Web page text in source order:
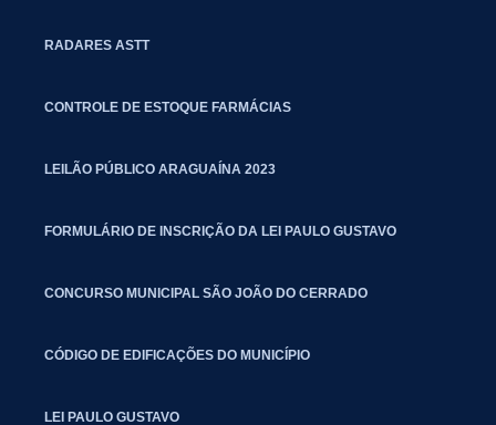
RADARES ASTT
CONTROLE DE ESTOQUE FARMÁCIAS
LEILÃO PÚBLICO ARAGUAÍNA 2023
FORMULÁRIO DE INSCRIÇÃO DA LEI PAULO GUSTAVO
CONCURSO MUNICIPAL SÃO JOÃO DO CERRADO
CÓDIGO DE EDIFICAÇÕES DO MUNICÍPIO
LEI PAULO GUSTAVO